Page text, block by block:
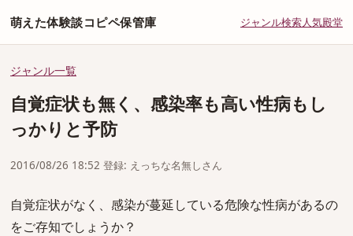
萌えた体験談コピペ保管庫 ジャンル検索人気殿堂
ジャンル一覧
自覚症状も無く、感染率も高い性病もし
っかりと予防
2016/08/26 18:52 登録: えっちな名無しさん
自覚症状がなく、感染が蔓延している危険な性病があるの
をご存知でしょうか？